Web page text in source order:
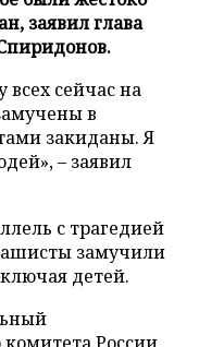
заявил глава
всех сейчас на
в
закиданы. Я
– заявил
с трагедией
замучили
детей.